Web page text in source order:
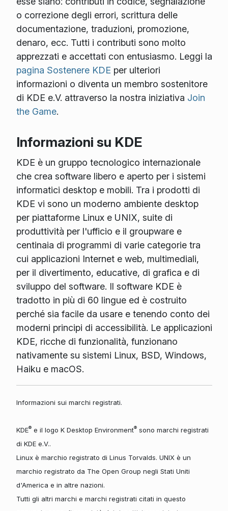
o correzione degli errori, scrittura delle
documentazione, traduzioni, promozione,
denaro, ecc. Tutti i contributi sono molto
apprezzati e accettati con entusiasmo. Leggi la
pagina Sostenere KDE per ulteriori
informazioni o diventa un membro sostenitore
di KDE e.V. attraverso la nostra iniziativa Join
the Game.
Informazioni su KDE
KDE è un gruppo tecnologico internazionale
che crea software libero e aperto per i sistemi
informatici desktop e mobili. Tra i prodotti di
KDE vi sono un moderno ambiente desktop
per piattaforme Linux e UNIX, suite di
produttività per l'ufficio e il groupware e
centinaia di programmi di varie categorie tra
cui applicazioni Internet e web, multimediali,
per il divertimento, educative, di grafica e di
sviluppo del software. Il software KDE è
tradotto in più di 60 lingue ed è costruito
perché sia facile da usare e tenendo conto dei
moderni principi di accessibilità. Le applicazioni
KDE, ricche di funzionalità, funzionano
nativamente su sistemi Linux, BSD, Windows,
Haiku e macOS.
Informazioni sui marchi registrati.
KDE®e il logo K Desktop Environment®sono marchi registrati
di KDE e.V..
Linux è marchio registrato di Linus Torvalds. UNIX è un
marchio registrato da The Open Group negli Stati Uniti
d'America e in altre nazioni.
Tutti gli altri marchi e marchi registrati citati in questo